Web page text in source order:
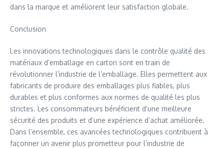
dans la marque et améliorent leur satisfaction globale.
Conclusion
Les innovations technologiques dans le contrôle qualité des
matériaux d’emballage en carton sont en train de
révolutionner l’industrie de l’emballage. Elles permettent aux
fabricants de produire des emballages plus fiables, plus
durables et plus conformes aux normes de qualité les plus
strictes. Les consommateurs bénéficient d’une meilleure
sécurité des produits et d’une expérience d’achat améliorée.
Dans l’ensemble, ces avancées technologiques contribuent à
façonner un avenir plus prometteur pour l’industrie de